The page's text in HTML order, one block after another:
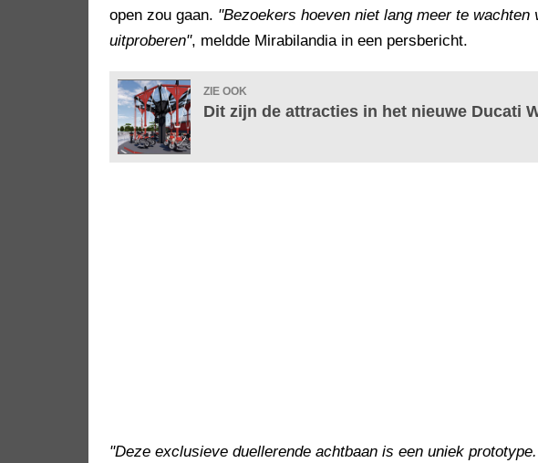
open zou gaan. "Bezoekers hoeven niet lang meer te
uitproberen", meldde Mirabilandia in een persbericht.
ZIE OOK
Dit zijn de attracties in het nieuwe Ducati
"Deze exclusieve duellerende achtbaan is een uniek